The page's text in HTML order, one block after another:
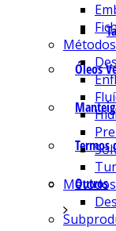
Óleos
Termos
Outros